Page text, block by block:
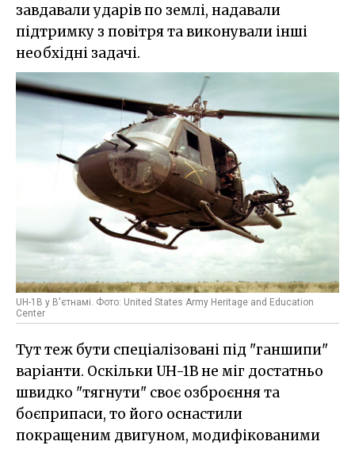
завдавали ударів по землі, надавали
підтримку з повітря та виконували інші
необхідні задачі.
UH-1B у В'єтнамі. Фото: United States Army Heritage and Education
Center
Тут теж бути спеціалізовані під "ганшипи"
варіанти. Оскільки UH-1B не міг достатньо
швидко "тягнути" своє озброєння та
боєприпаси, то його оснастили
покращеним двигуном, модифікованими